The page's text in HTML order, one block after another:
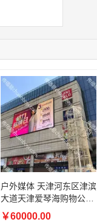
户外媒体 天津河东区津滨
大道天津爱琴海购物公园
LED屏
￥60000.00